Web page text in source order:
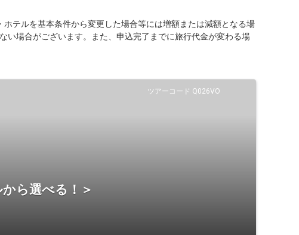
テルを基本条件から変更した場合等には増額または減額となる場
い場合がございます。また、申込完了までに旅行代金が変わる場
ツアーコード Q026VO
ら選べる！＞